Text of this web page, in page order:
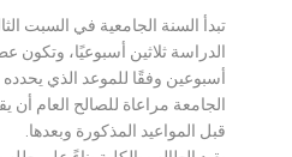
تبدأ السنة الجامعية في السبت
الدراسة ثلاثين أسبوعيًا،
أسبوعين وفقًا للموعد الذي
الجامعة مراعاة للصالح العام أن
قبل المواعيد المذكورة وبعدها.